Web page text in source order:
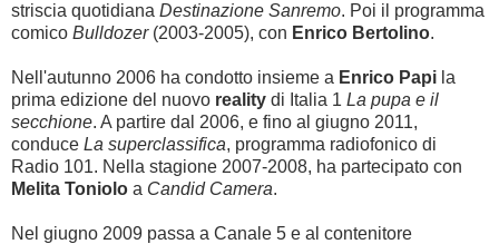
striscia quotidiana Destinazione Sanremo. Poi il programma
comico Bulldozer(2003-2005), con Enrico Bertolino.
Nell'autunno 2006 ha condotto insieme a Enrico Papi la
prima edizione del nuovo reality di Italia 1 La pupa e il
secchione. A partire dal 2006, e fino al giugno 2011,
conduce La superclassifica, programma radiofonico di
Radio 101. Nella stagione 2007-2008, ha partecipato con
Melita Toniolo a Candid Camera.
Nel giugno 2009 passa a Canale 5 e al contenitore